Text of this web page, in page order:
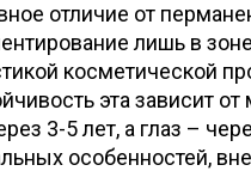
отличие от
лишь в
косметической
эта зависит
3-5 лет, а глаз –
особенностей,